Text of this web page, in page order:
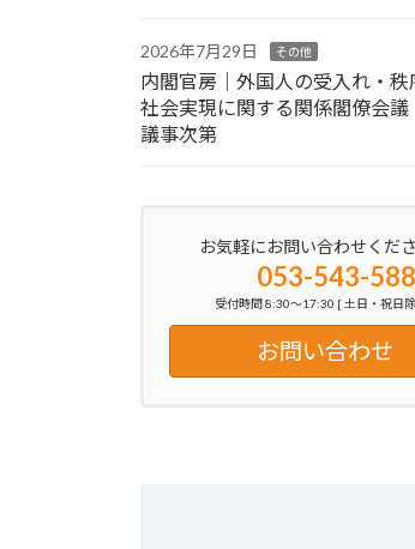
2026年7月29日 その他
内閣官房｜外国人の受入れ・秩
社会実現に関する関係閣僚会議
議事次第
お気軽にお問い合わせくださ
053-543-
受付時間 8:30～17:30 [ 土日・祝日
お問い合わせ